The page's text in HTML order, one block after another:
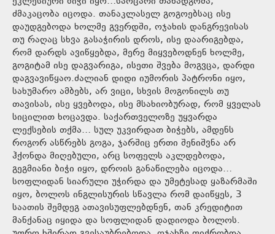
ძმაკაცობა იცოდა. თანაკლასელ გოგოებსაც ისე
დაუდგებოდა ხოლმე გვერდში, ოჯახის დანგრევისას
თუ რაღაც სხვა გასაჭირის დროს, ისე დაარიგებდა,
რომ დარდს ავიწყებდა, მერე მიყვებოდნენ ხოლმე,
გოგიტამ ისე დაგვარიგა, ისეთი შვება მოგვცა, დარდი
დაგვავიწყაო.ძალიან დიდი იუმორის პატრონი იყო,
სახუმარო ამბებს, არ ვიცი, სხვის მოგონილს თუ
თავისას, ისე ყვებოდა, ისე მსახიობურად, რომ ყველას
სიცილით ხოცავდა. საქართველოზე უყვარდა
ლექსების თქმა… სულ უკვირდათ ბიჭებს, ამდენს
როგორ ასწრებს გოგა, ჯარშიც ერთი შენიშვნა არ
ჰქონდა მიღებული, არც სოფელს აკლდებოდა,
გეგმიანი ბიჭი იყო, დროის განაწილება იცოდა…
სოფლიდან სიარული უჭირდა და უმეტესად ყაზარმაში
იყო, ბოლოს ინგლისურის სწავლა რომ დაიწყეს, 3
საათის შემდეგ ათავისუფლებდნენ, თან კრედიტით
მანქანაც იყიდა და სოფლიდან დადიოდა ბოლოს.